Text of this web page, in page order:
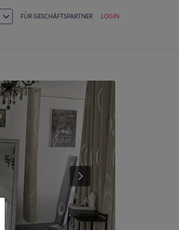
FÜR GESCHÄFTSPARTNER LOGIN